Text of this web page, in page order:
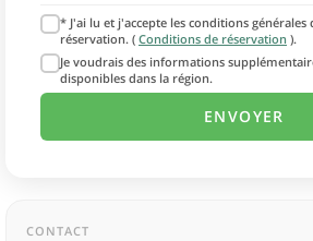
* J'ai lu et j'accepte les conditions générales
réservation. ( Conditions de réservation ).
Je voudrais des informations
disponibles dans la région.
CONTACT